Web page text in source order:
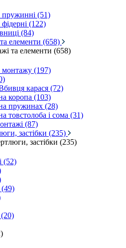
пружинні (51)
фідерні (122)
(84)
елементи (658)
та елементи (658)
(197)
карася (72)
коропа (103)
пружинах (28)
товстолоба і сома (31)
(87)
застібки (235)
застібки (235)
(52)